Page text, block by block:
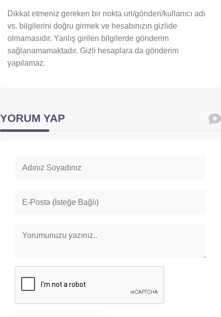
Dikkat etmeniz gereken bir nokta url/gönderi/kullanıcı adı
vs. bilgilerini doğru girmek ve hesabınızın gizlide
olmamasıdır. Yanlış girilen bilgilerde gönderim
sağlanamamaktadır. Gizli hesaplara da gönderim
yapılamaz.
YORUM YAP